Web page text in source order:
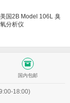
美国2B Model 106L 臭
氧分析仪
国内包邮
18:00)